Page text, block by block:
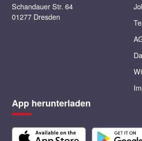
Schandauer Str. 64
01277 Dresden
App herunterladen